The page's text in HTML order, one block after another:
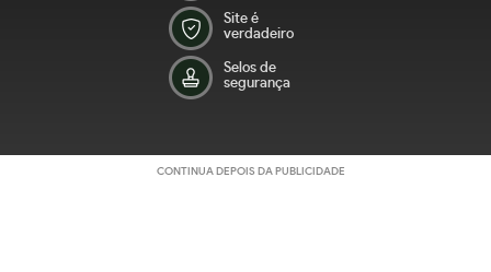
Site é
verdadeiro
Selos de
segurança
CONTINUA DEPOIS DA PUBLICIDADE